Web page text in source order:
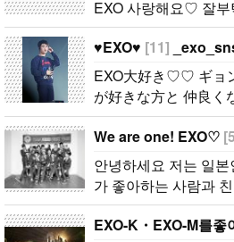
ｉ）♡♡..
고
で
お
て
^..
EXO 사랑해요♡ 잘부
♥EXO♥ [11]
EXO大好き♡♡ ギョ
が好きな方と 仲良く
♡♡..
We are one! EXO♡
안녕하세요 저는 일
가 좋아하는 사람과
が大好きです！ ぜひ
^..